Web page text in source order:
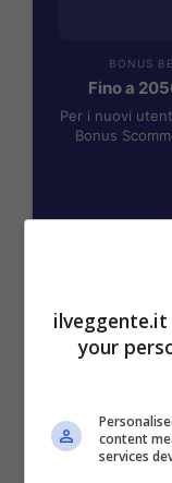
BONUS
Fino a
Per i nuovi
Bonus
Bonus
your
content
services